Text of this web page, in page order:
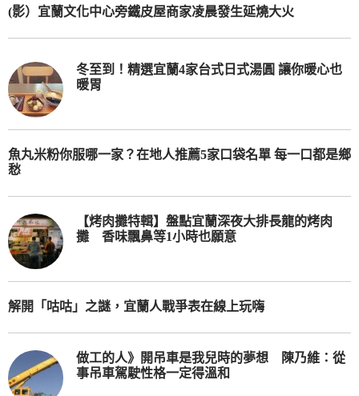
(影）宜蘭文化中心旁鐵皮屋商家凌晨發生延燒大火
冬至到！精選宜蘭4家台式日式湯圓 讓你暖心也
暖胃
魚丸米粉你服哪一家？在地人推薦5家口袋名單 每一口都是鄉
愁
【烤肉攤特輯】盤點宜蘭深夜大排長龍的烤肉
攤 香味飄鼻等1小時也願意
解開「咕咕」之謎，宜蘭人戰爭表在線上玩嗨
做工的人》開吊車是我兒時的夢想 陳乃維：從
事吊車駕駛性格一定得溫和